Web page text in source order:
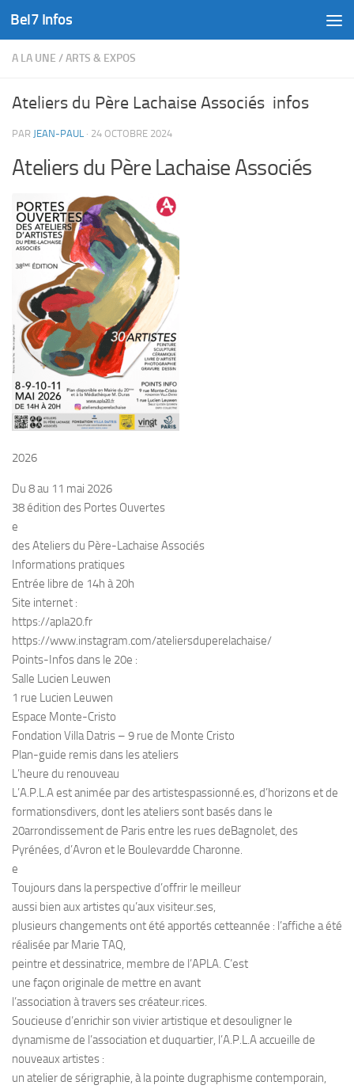
Skip to content
Bel7 Infos
A LA UNE /ARTS & EXPOS
Ateliers du Père Lachaise Associés infos
PAR JEAN-PAUL · 24 OCTOBRE 2024
Ateliers du Père Lachaise Associés
2026
Du 8 au 11 mai 2026
38 édition des Portes Ouvertes
e
des Ateliers du Père-Lachaise Associés
Informations pratiques
Entrée libre de 14h à 20h
Site internet :
https://apla20.fr
https://www.instagram.com/ateliersduperelachaise/
Points-Infos dans le 20e :
Salle Lucien Leuwen
1 rue Lucien Leuwen
Espace Monte-Cristo
Fondation Villa Datris – 9 rue de Monte Cristo
Plan-guide remis dans les ateliers
L’heure du renouveau
L’A.P.L.A est animée par des artistespassionné.es, d’horizons et de
formationsdivers, dont les ateliers sont basés dans le
20arrondissement de Paris entre les rues deBagnolet, des
Pyrénées, d’Avron et le Boulevardde Charonne.
e
Toujours dans la perspective d’offrir le meilleur
aussi bien aux artistes qu’aux visiteur.ses,
plusieurs changements ont été apportés cetteannée : l’affiche a été
réalisée par Marie TAQ,
peintre et dessinatrice, membre de l’APLA. C’est
une façon originale de mettre en avant
l’association à travers ses créateur.rices.
Soucieuse d’enrichir son vivier artistique et desouligner le
dynamisme de l’association et duquartier, l’A.P.L.A accueille de
nouveaux artistes :
un atelier de sérigraphie, à la pointe dugraphisme contemporain,